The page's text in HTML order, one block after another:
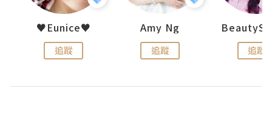
♥Eunice♥
追蹤
Amy Ng
追蹤 追蹤